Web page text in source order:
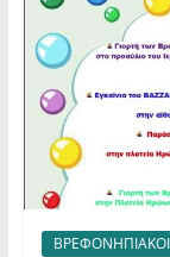
ΒΡΕΦΟΝΗΠΙΑΚΟΙ